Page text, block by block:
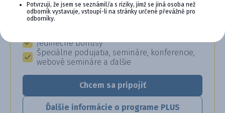
Výhody členstva v Cymedica Plus:
Jedinečné bonusy
Špeciálne podujatia, semináre, konferencie,
webové semináre a ďalšie
Chcem sa pripojiť
Ďalšie informácie o programe PLUS
Potvrzuji, že jsem se seznámil/a s riziky, jimž se jiná osoba než
odborník vystavuje, vstoupí-li na stránky určené převážně pro
odborníky.